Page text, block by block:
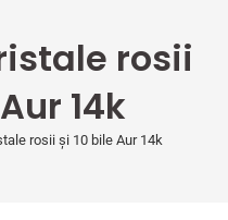
rosii
14k
rosii și 10 bile Aur 14k